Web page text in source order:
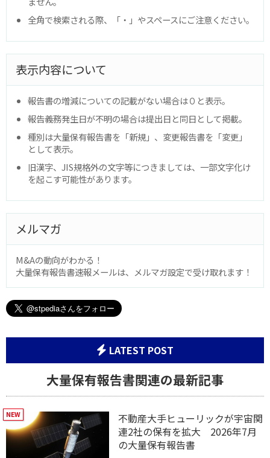
全角で検索される際、「・」やスペースにご注意ください。
表示内容について
報告書の増減についての記載がない場合は０と表示。
報告義務発生日が不明の場合は提出日と同日として掲載。
種別は大量保有報告書を「新規」、変更報告書を「変更」
として表示。
旧漢字、JIS規格外の文字等につきましては、一部文字化け
を起こす可能性があります。
メルマガ
M&Aの動向がわかる！
大量保有報告書速報メールは、メルマガ設定で受け取れます！
LATEST POST
大量保有報告書関連の最新記事
不動産大手ヒューリックが宇宙関
連2社の保有を拡大 2026年7月
の大量保有報告書